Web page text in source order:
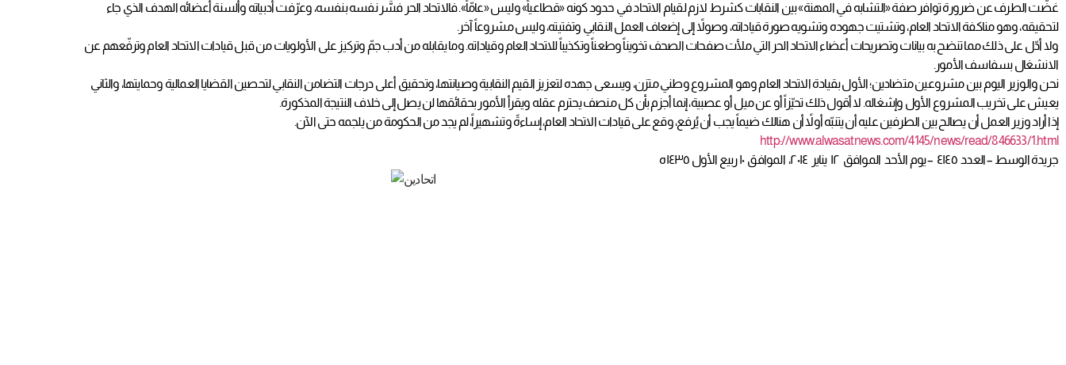
غضّت الطرف عن ضرورة توافر صفة «التشابه في المهنة» بين النقابات كشرط لازم لقيام الاتحاد في حدود كونه «قطاعياً» وليس «عامّاً». فالاتحاد الحر فسَّر نفسه بنفسه، وعرّفت أدبياته وألسنة أعضائه الهدف الذي جاء
لتحقيقه، وهو مناكفة الاتحاد العام، وتشتيت جهوده وتشويه صورة قياداته، وصولاً إلى إضعاف العمل النقابي وتفتيته، وليس مشروعاً آخر.
ولا أدّل على ذلك مما تنضح به بيانات وتصريحات أعضاء الاتحاد الحر التي ملأت صفحات الصحف تخويناً وطعناً وتكذيباً للاتحاد العام وقياداته. وما يقابله من أدب جمّ وتركيز على الأولويات من قبل قيادات الاتحاد العام وترفّعهم عن
الانشغال بسفاسف الأمور.
نحن والوزير اليوم بين مشروعين متضادين؛ الأول بقيادة الاتحاد العام وهو المشروع وطني متزن، ويسعى جهده لتعزيز القيم النقابية وصيانتها، وتحقيق أعلى درجات التضامن النقابي لتحصين القضايا العمالية وحمايتها، والثاني
يعيش على تخريب المشروع الأول وإشغاله. لا أقول ذلك تحيّزاً أو عن ميل أو عصبية، إنما أجزم بأن كل منصف يحترم عقله ويقرأ الأمور بحقائقها لن يصل إلى خلاف النتيجة المذكورة.
إذا أراد وزير العمل أن يصالح بين الطرفين عليه أن يتنبّه أولاً أن هنالك ضيماً يجب أن يُرفع، وقع على قيادات الاتحاد العام، إساءةً وتشهيراً، لم يجد من الحكومة من يلجمه حتى الآن.
http://www.alwasatnews.com/4145/news/read/846633/1.html
جريدة الوسط – العدد ٤١٤٥ – يوم الأحد الموافق ١٢ يناير ٢٠١٤، الموافق ١٠ ربيع الأول ١٤٣٥ه